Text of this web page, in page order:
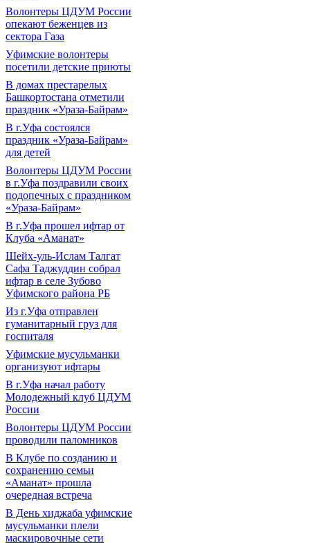
Волонтеры ЦДУМ России
опекают беженцев из
сектора Газа
Уфимские волонтеры
посетили детские приюты
В домах престарелых
Башкортостана отметили
праздник «Ураза-Байрам»
В г.Уфа состоялся
праздник «Ураза-Байрам»
для детей
Волонтеры ЦДУМ России
в г.Уфа поздравили своих
подопечных с праздником
«Ураза-Байрам»
В г.Уфа прошел ифтар от
Клуба «Аманат»
Шейх-уль-Ислам Талгат
Сафа Таджуддин собрал
ифтар в селе Зубово
Уфимского района РБ
Из г.Уфа отправлен
гуманитарный груз для
госпиталя
Уфимские мусульманки
организуют ифтары
В г.Уфа начал работу
Молодежный клуб ЦДУМ
России
Волонтеры ЦДУМ России
проводили паломников
В Клубе по созданию и
сохранению семьи
«Аманат» прошла
очередная встреча
В День хиджаба уфимские
мусульманки плели
маскировочные сети